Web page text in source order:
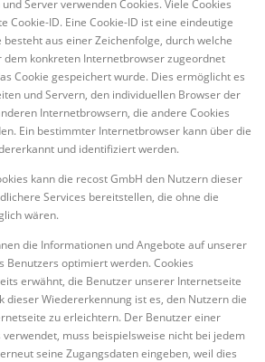
Server verwenden Cookies. Viele Cookies
Cookie-ID. Eine Cookie-ID ist eine eindeutige
besteht aus einer Zeichenfolge, durch welche
dem konkreten Internetbrowser zugeordnet
Cookie gespeichert wurde. Dies ermöglicht es
und Servern, den individuellen Browser der
Internetbrowsern, die andere Cookies
Ein bestimmter Internetbrowser kann über die
und identifiziert werden.
kann die recost GmbH den Nutzern dieser
Services bereitstellen, die ohne die
wären.
die Informationen und Angebote auf unserer
Benutzers optimiert werden. Cookies
erwähnt, die Benutzer unserer Internetseite
dieser Wiedererkennung ist es, den Nutzern die
zu erleichtern. Der Benutzer einer
muss beispielsweise nicht bei jedem
seine Zugangsdaten eingeben, weil dies